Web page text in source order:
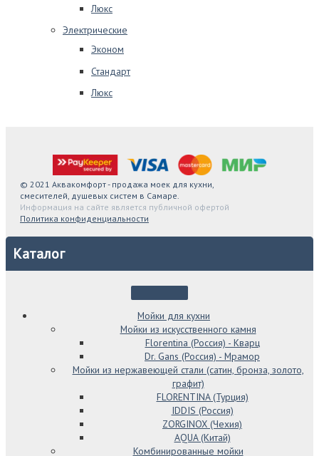
Люкс
Электрические
Эконом
Стандарт
Люкс
© 2021 Аквакомфорт - продажа моек для кухни,
смесителей, душевых систем в Самаре.
Информация на сайте является публичной офертой
Политика конфиденциальности
Каталог
Мойки для кухни
Мойки из искусственного камня
Florentina (Россия) - Кварц
Dr. Gans (Россия) - Мрамор
Мойки из нержавеющей стали (сатин, бронза, золото,
графит)
FLORENTINA (Турция)
IDDIS (Россия)
ZORGINOX (Чехия)
AQUA (Китай)
Комбинированные мойки